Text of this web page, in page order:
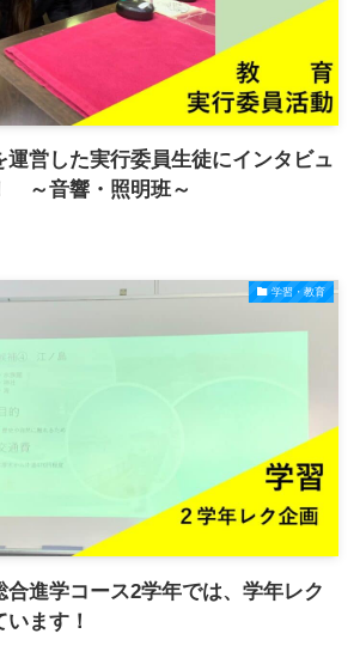
運営した実行委員生徒にインタビュ
～音響・照明班～
学習・教育
合進学コース2学年では、学年レク
ます！